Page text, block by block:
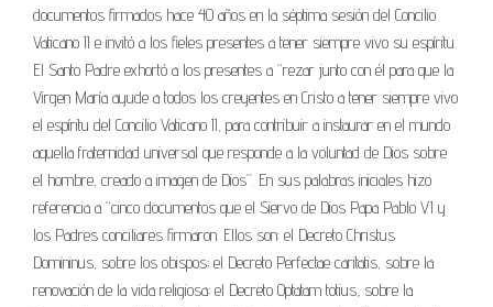
documentos firmados hace 40 años en la séptima sesión del Concilio
Vaticano II e invitó a los fieles presentes a tener siempre vivo su espíritu.
El Santo Padre exhortó a los presentes a “rezar junto con él para que la
Virgen María ayude a todos los creyentes en Cristo a tener siempre vivo
el espíritu del Concilio Vaticano II, para contribuir a instaurar en el mundo
aquella fraternidad universal que responde a la voluntad de Dios sobre
el hombre, creado a imagen de Dios”. En sus palabras iniciales hizo
referencia a “cinco documentos que el Siervo de Dios Papa Pablo VI y
los Padres conciliares firmaron. Ellos son: el Decreto Christus
Domininus, sobre los obispos; el Decreto Perfectae caritatis, sobre la
renovación de la vida religiosa; el Decreto Optatam totius, sobre la